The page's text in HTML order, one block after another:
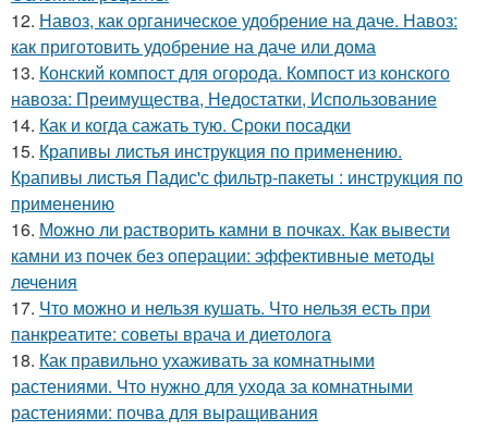
12. Навоз, как органическое удобрение на даче. Навоз:
как приготовить удобрение на даче или дома
13. Конский компост для огорода. Компост из конского
навоза: Преимущества, Недостатки, Использование
14. Как и когда сажать тую. Сроки посадки
15. Крапивы листья инструкция по применению.
Крапивы листья Падис'с фильтр-пакеты : инструкция по
применению
16. Можно ли растворить камни в почках. Как вывести
камни из почек без операции: эффективные методы
лечения
17. Что можно и нельзя кушать. Что нельзя есть при
панкреатите: советы врача и диетолога
18. Как правильно ухаживать за комнатными
растениями. Что нужно для ухода за комнатными
растениями: почва для выращивания